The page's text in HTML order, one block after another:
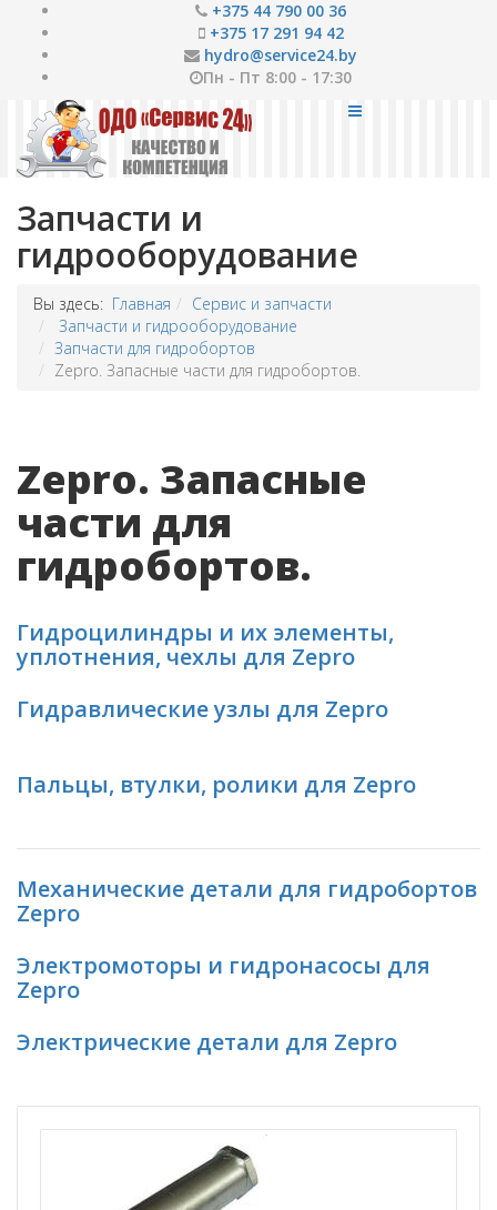
+375 44 790 00 36
+375 17 291 94 42
hydro@service24.by
Пн - Пт 8:00 - 17:30
Запчасти и
гидрооборудование
Вы здесь: Главная
Сервис и запчасти
Запчасти и гидрооборудование
Запчасти для гидробортов
Zepro. Запасные части для гидробортов.
Zepro. Запасные
части для
гидробортов.
Гидроцилиндры и их элементы,
уплотнения, чехлы для Zepro
Гидравлические узлы для Zepro
Пальцы, втулки, ролики для Zepro
Механические детали для гидробортов
Zepro
Электромоторы и гидронасосы для
Zepro
Электрические детали для Zepro